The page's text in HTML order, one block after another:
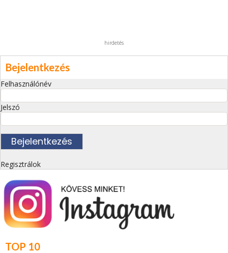
hirdetés
Bejelentkezés
Felhasználónév
Jelszó
Regisztrálok
TOP 10